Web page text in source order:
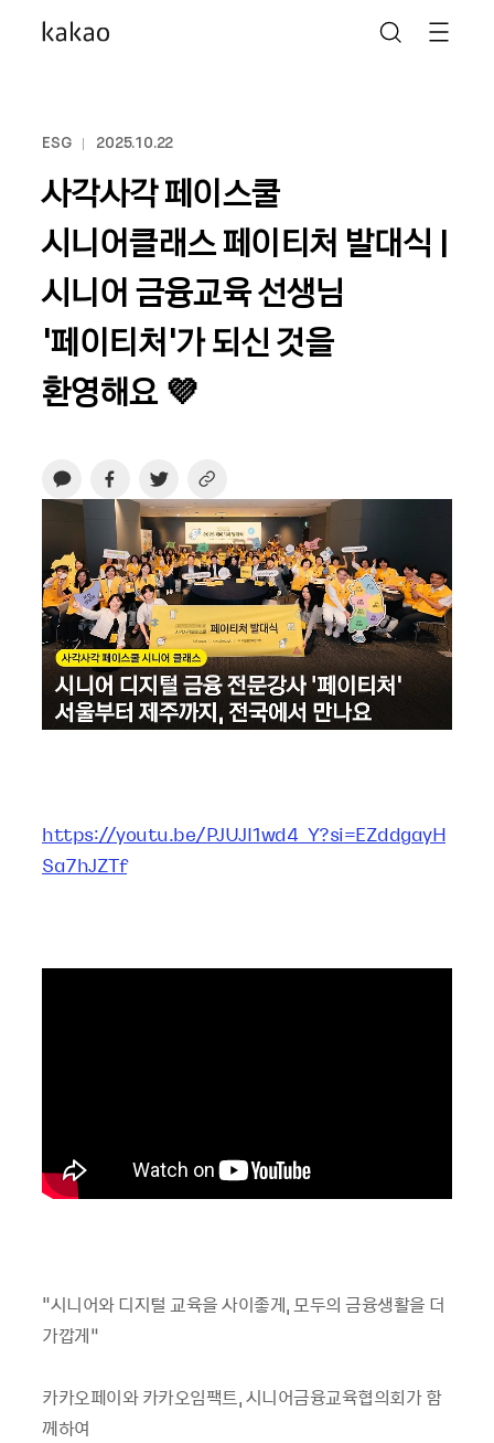
ESG 2025.10.22
사각사각 페이스쿨
시니어클래스 페이티처 발대식 |
시니어 금융교육 선생님
'페이티처'가 되신 것을
환영해요 💜
https://youtu.be/PJUJI1wd4_Y?si=EZddgayH
Sa7hJZTf
"시니어와 디지털 교육을 사이좋게, 모두의 금융생활을 더
가깝게”
카카오페이와 카카오임팩트, 시니어금융교육협의회가 함
께하여